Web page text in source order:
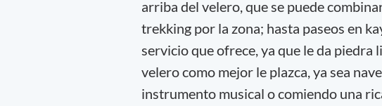
arriba del velero, que se puede
trekking por la zona; hasta paseos en
servicio que ofrece, ya que le da
velero como mejor le plazca, ya sea
instrumento musical o comiendo una